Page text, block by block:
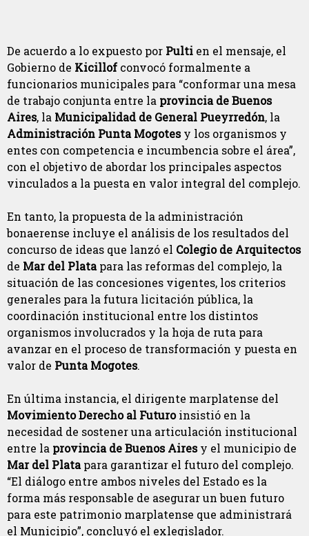
De acuerdo a lo expuesto por Pulti en el mensaje, el
Gobierno de Kicillof convocó formalmente a
funcionarios municipales para “conformar una mesa
de trabajo conjunta entre la provincia de Buenos
Aires, la Municipalidad de General Pueyrredón, la
Administración Punta Mogotesy los organismos y
entes con competencia e incumbencia sobre el área”,
con el objetivo de abordar los principales aspectos
vinculados a la puesta en valor integral del complejo.
En tanto, la propuesta de la administración
bonaerense incluye el análisis de los resultados del
concurso de ideas que lanzó el Colegio de Arquitectos
de Mar del Platapara las reformas del complejo, la
situación de las concesiones vigentes, los criterios
generales para la futura licitación pública, la
coordinación institucional entre los distintos
organismos involucrados y la hoja de ruta para
avanzar en el proceso de transformación y puesta en
valor de Punta Mogotes.
En última instancia, el dirigente marplatense del
Movimiento Derecho al Futuroinsistió en la
necesidad de sostener una articulación institucional
entre la provincia de Buenos Airesy el municipio de
Mar del Platapara garantizar el futuro del complejo.
“El diálogo entre ambos niveles del Estado es la
forma más responsable de asegurar un buen futuro
para este patrimonio marplatense que administrará
el Municipio”, concluyó el exlegislador.